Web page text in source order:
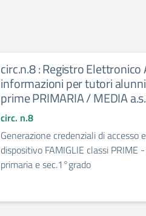
circ.n.8 : Registro Elettronico
informazioni per tutori
prime PRIMARIA / MEDIA
circ. n.8
Generazione credenziali di accesso
dispositivo FAMIGLIE classi PRIME
primaria e sec.1°grado